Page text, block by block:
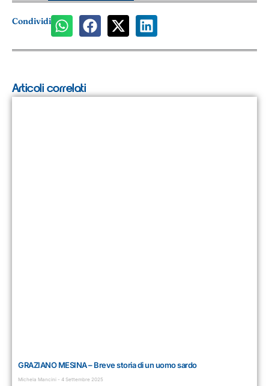
Condividi
Articoli correlati
GRAZIANO MESINA – Breve storia di un uomo sardo
Michela Mancini 4 Settembre 2025